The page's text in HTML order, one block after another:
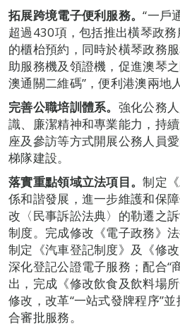
拓展跨境電子便利服務。“一戶
超過430項，包括推出橫琴政
的櫃枱預約，同時於橫琴政務
助服務機及領證機，促進澳琴
澳通關二維碼”，便利港澳兩地
完善公職培訓體系。 強化公務
識、廉潔精神和專業能力，持
座及參訪等方式開展公務人員
梯隊建設。
落實重點領域立法項目。制定
係和諧發展，進一步維護和保
改〈民事訴訟法典〉的勒遷之
制度。完成修改《電子政務》
制定《汽車登記制度》及《修
深化登記公證電子服務；配合“
出，完成《修改飲食及飲料場
修改，改革“一站式發牌程序”
合審批服務。